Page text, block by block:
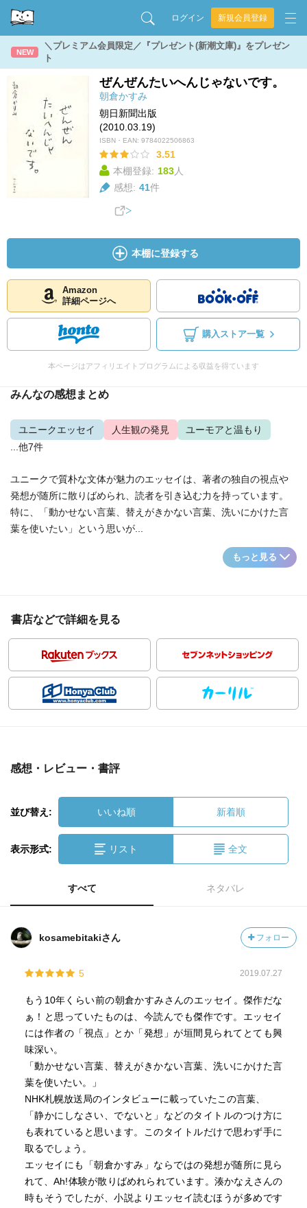
ログイン 新規会員登録
NEW
＼プレミアム会員限定／『プレゼント(新潮文庫)』をプレゼン
ト
ぜんぜんたいへんじゃないです。
朝倉かすみ
朝日新聞出版
(2010.03.19)
ISBN・EAN: 9784022506863
3.51
本棚登録: 183人
感想: 41件
本棚に登録する
Amazon
詳細ページへ
購入ストア一覧
本ページはアフィリエイトプログラムによる収益を得ています
みんなの感想まとめ
ユニークエッセイ 人生観の発見
ユーモアと温もり
...他7件
ユニークで質朴な文体が魅力のエッセイは、著者の独自の視点や
発想が随所に散りばめられ、読者を引き込む力を持っています。
特に、「動かせない言葉、替えがきかない言葉、洗いにかけた言
葉を使いたい」という思いが...
もっと見る
書店などで詳細を見る
感想・レビュー・書評
並び替え: いいね順 新着順
表示形式: リスト 全文
すべて ネタバレ
kosamebitakiさん フォロー
5 2019.07.27
もう10年くらい前の朝倉かすみさんのエッセイ。傑作だな
ぁ！と思っていたものは、今読んでも傑作です。エッセイ
には作者の「視点」とか「発想」が垣間見られてとても興
味深い。
「動かせない言葉、替えがきかない言葉、洗いにかけた言
葉を使いたい。」
NHK札幌放送局のインタビューに載っていたこの言葉、
「静かにしなさい、でないと」などのタイトルのつけ方に
も表れていると思います。このタイトルだけで思わず手に
取るでしょう。
エッセイにも「朝倉かすみ」ならではの発想が随所に見ら
れて、Ah!体験が散りばめれられています。湊かなえさんの
時もそうでしたが、小説よりエッセイ読むほうが多めです